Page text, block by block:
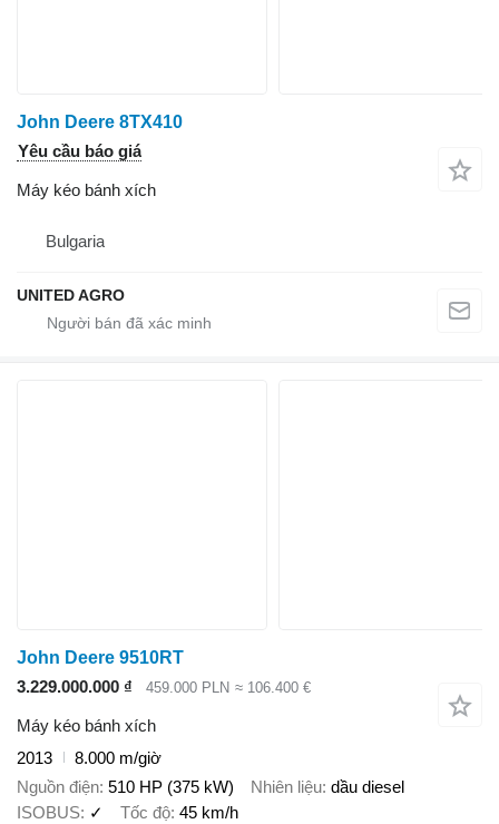
John Deere 8TX410
Yêu cầu báo giá
Máy kéo bánh xích
Bulgaria
UNITED AGRO
John Deere 9510RT
3.229.000.000 ₫
459.000 PLN ≈ 106.400 €
Máy kéo bánh xích
2013
8.000 m/giờ
Nguồn điện 510 HP (375 kW) Nhiên liệu dầu diesel
ISOBUS ✓ Tốc độ 45 km/h